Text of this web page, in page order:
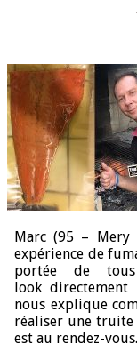
Marc (95 – Mery
expérience de
portée de
look
nous explique
réaliser une truite
est au rendez-vous.